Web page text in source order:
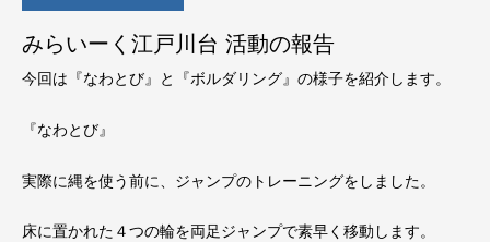
みらいーく江戸川台 活動の報告
今回は『なわとび』と『ボルダリング』の様子を紹介します。
『なわとび』
実際に縄を使う前に、ジャンプのトレーニングをしました。
床に置かれた４つの輪を両足ジャンプで素早く移動します。